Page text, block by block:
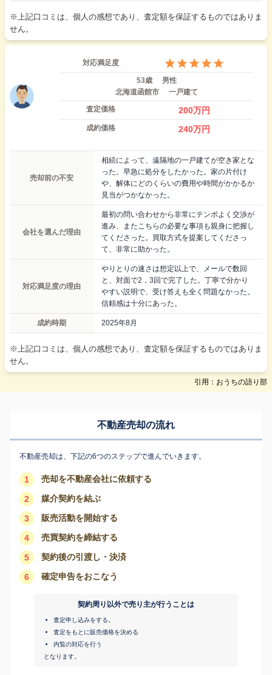
※上記口コミは、個人の感想であり、査定額を保証するものではありま
せん。
対応満足度
53歳
男性
北海道函館市
一戸建て
査定価格
200万円
成約価格 240万円
売却前の不安
相続によって、遠隔地の一戸建てが空き家とな
った。早急に処分をしたかった。家の片付け
や、解体にどのくらいの費用や時間がかかるか
見当がつかなかった。
会社を選んだ理由
最初の問い合わせから非常にテンポよく交渉が
進み、またこちらの必要な事項も親身に把握し
てくださった。買取方式を提案してくださっ
て、非常に助かった。
対応満足度の理由
やりとりの速さは想定以上で、メールで数回
と、対面で2，3回で完了した。丁寧で分かり
やすい説明で、受け答えも全く問題なかった。
信頼感は十分にあった。
成約時期 2025年8月
※上記口コミは、個人の感想であり、査定額を保証するものではありま
せん。
引用：おうちの語り部
不動産売却の流れ
不動産売却は、下記の6つのステップで進んでいきます。
1 売却を不動産会社に依頼する
2 媒介契約を結ぶ
3 販売活動を開始する
4 売買契約を締結する
5 契約後の引渡し・決済
6 確定申告をおこなう
契約周り以外で売り主が行うことは
査定申し込みをする。
査定をもとに販売価格を決める
内覧の対応を行う
となります。